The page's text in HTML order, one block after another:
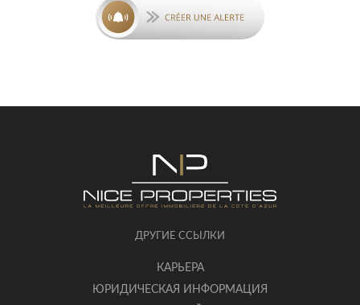
ДРУГИЕ ССЫЛКИ
КАРЬЕРА
ЮРИДИЧЕСКАЯ ИНФОРМАЦИЯ